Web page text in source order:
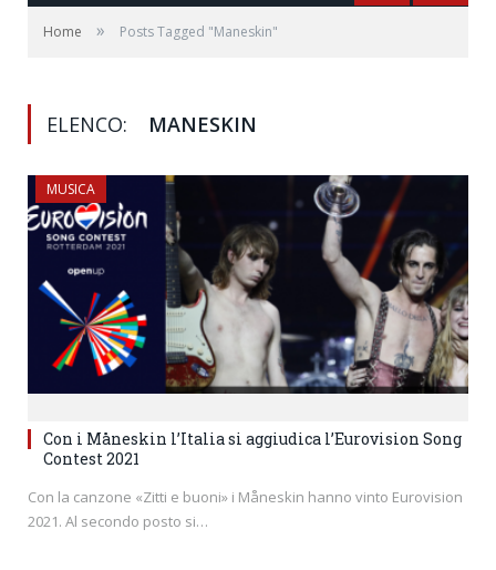
Home » Posts Tagged "Maneskin"
ELENCO: MANESKIN
MUSICA
Con i Måneskin l’Italia si aggiudica l’Eurovision Song
Contest 2021
Con la canzone «Zitti e buoni» i Måneskin hanno vinto Eurovision
2021. Al secondo posto si…